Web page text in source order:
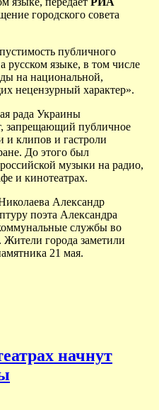
городского совета
публичного
русском языке, в том числе
на национальной,
нецензурный характер».
рада Украины
запрещающий публичное
и клипов и гастроли
До этого был
музыки на радио,
и кинотеатрах.
Александр
поэта Александра
службы во
Жители города заметили
21 мая.
начнут